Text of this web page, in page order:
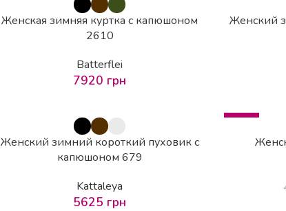
Женская зимняя куртка с капюшоном
2610
Batterflei
7920 грн
Женский
Женский зимний короткий пуховик с
капюшоном 679
Kattaleya
5625 грн
-20%